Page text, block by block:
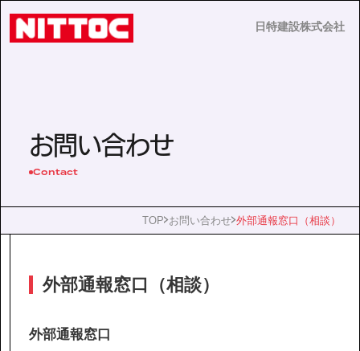
日特建設株式会社
日特建設株式会社
事業内容
お問い合わせ
Contact
TOP お問い合わせ 外部通報窓口（相談）
外部通報窓口（相談）
外部通報窓口